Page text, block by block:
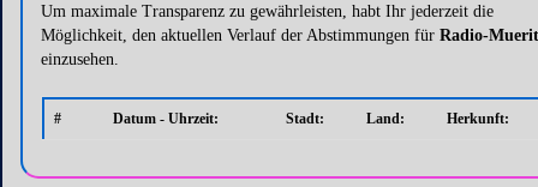
Um maximale Transparenz zu gewährleisten, habt Ihr jederzeit die
Möglichkeit, den aktuellen Verlauf der Abstimmungen für Radio-
einzusehen.
# Datum - Uhrzeit: Stadt: Land: Herkunft: